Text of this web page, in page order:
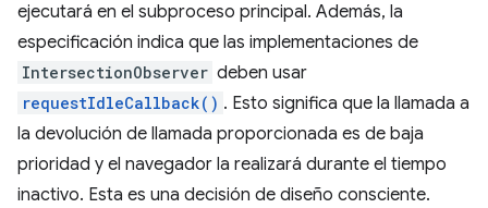
ejecutará en el subproceso principal. Además, la
especificación indica que las implementaciones de
IntersectionObserver deben usar
requestIdleCallback() . Esto significa que la llamada a
la devolución de llamada proporcionada es de baja
prioridad y el navegador la realizará durante el tiempo
inactivo. Esta es una decisión de diseño consciente.